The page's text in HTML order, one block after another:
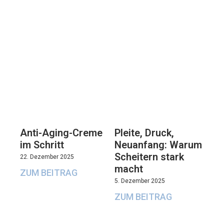
Anti-Aging-Creme
im Schritt
22. Dezember 2025
ZUM BEITRAG
Pleite, Druck,
Neuanfang: Warum
Scheitern stark
macht
5. Dezember 2025
ZUM BEITRAG